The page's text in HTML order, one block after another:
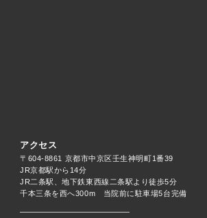
アクセス
〒604-8861 京都市中京区壬生神明町1番39
JR京都駅から14分
JR二条駅、地下鉄東西線二条駅より徒歩5分
千本三条を西へ300m 当院前に駐車場5台完備